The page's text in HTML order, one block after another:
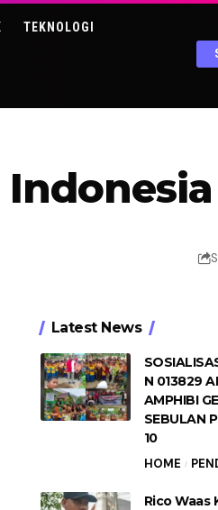
TEKNOLOGI
Indonesia
Latest News
N 013829
AMPHIBI
SEBULAN
10
HOME
Rico Waas